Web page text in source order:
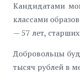
Кандидатами
классами
— 57 лет,
Добровольцы
тысяч рублей в